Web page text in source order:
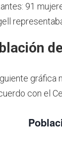
91
gráfica
con el